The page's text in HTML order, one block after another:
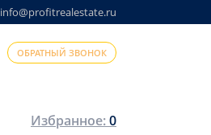
info@profitrealestate.ru
ОБРАТНЫЙ ЗВОНОК
Избранное:0